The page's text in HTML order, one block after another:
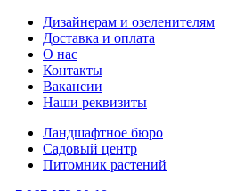
Дизайнерам и озеленителям
Доставка и оплата
О нас
Контакты
Вакансии
Наши реквизиты
Ландшафтное бюро
Садовый центр
Питомник растений